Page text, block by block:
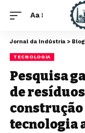
Aa
Jornal da Indústria > Blog
TECNOLOGIA
Pesquisa
de
construção
tecnologia